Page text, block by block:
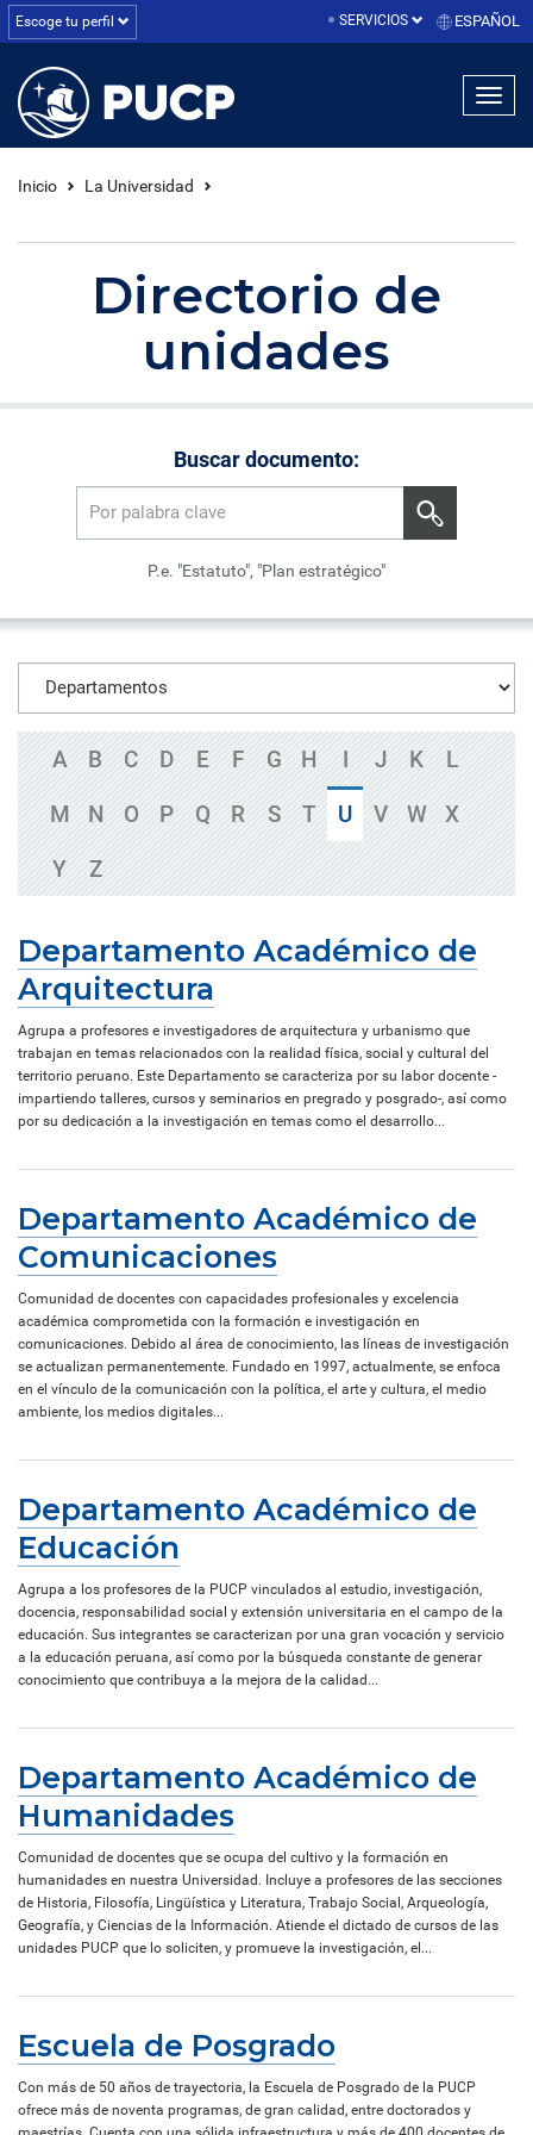
Escoge tu perfil SERVICIOS ESPAÑOL
Inicio La Universidad
Directorio de
unidades
Buscar documento:
P.e. "Estatuto", "Plan estratégico"
A B C D E F G H I J K
L
M
N O P Q R S T U V W
X
Y
Z
Departamento Académico de
Arquitectura
Agrupa a profesores e investigadores de arquitectura y urbanismo que
trabajan en temas relacionados con la realidad física, social y cultural del
territorio peruano. Este Departamento se caracteriza por su labor docente -
impartiendo talleres, cursos y seminarios en pregrado y posgrado-, así como
por su dedicación a la investigación en temas como el desarrollo...
Departamento Académico de
Comunicaciones
Comunidad de docentes con capacidades profesionales y excelencia
académica comprometida con la formación e investigación en
comunicaciones. Debido al área de conocimiento, las líneas de investigación
se actualizan permanentemente. Fundado en 1997, actualmente, se enfoca
en el vínculo de la comunicación con la política, el arte y cultura, el medio
ambiente, los medios digitales...
Departamento Académico de
Educación
Agrupa a los profesores de la PUCP vinculados al estudio, investigación,
docencia, responsabilidad social y extensión universitaria en el campo de la
educación. Sus integrantes se caracterizan por una gran vocación y servicio
a la educación peruana, así como por la búsqueda constante de generar
conocimiento que contribuya a la mejora de la calidad...
Departamento Académico de
Humanidades
Comunidad de docentes que se ocupa del cultivo y la formación en
humanidades en nuestra Universidad. Incluye a profesores de las secciones
de Historia, Filosofía, Lingüística y Literatura, Trabajo Social, Arqueología,
Geografía, y Ciencias de la Información. Atiende el dictado de cursos de las
unidades PUCP que lo soliciten, y promueve la investigación, el...
Escuela de Posgrado
Con más de 50 años de trayectoria, la Escuela de Posgrado de la PUCP
ofrece más de noventa programas, de gran calidad, entre doctorados y